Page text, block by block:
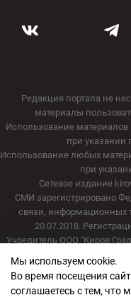
Редакция портала не
материалы
Использование материалов
при указании
Использование любых
при
Сетевое издание
СМИ зарегистрировано
связи, информационных
20.07.2018.
Учредитель ООО "Киров
Адрес редакции: 610000,
40, офис 2/1.
Мы используем cookie.
Во время посещения
соглашаетесь с тем, что